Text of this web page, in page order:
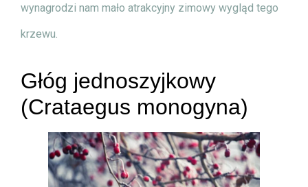
wynagrodzi nam mało atrakcyjny zimowy wygląd tego
krzewu.
Głóg jednoszyjkowy
(Crataegus monogyna)